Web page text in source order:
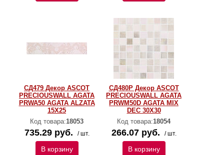
СД479 Декор ASCOT
PRECIOUSWALL AGATA
PRWA50 AGATA ALZATA
15X25
Код товара:18053
735.29 руб. / шт.
В корзину
СД480Р Декор ASCOT
PRECIOUSWALL AGATA
PRWM50D AGATA MIX
DEC 30Х30
Код товара:18054
266.07 руб. / шт.
В корзину